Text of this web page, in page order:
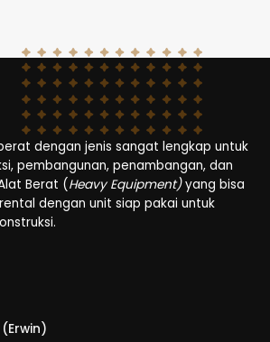
dengan jenis sangat lengkap untuk
pembangunan, penambangan, dan
Berat (Heavy Equipment)yang bisa
dengan unit siap pakai untuk
(Erwin)